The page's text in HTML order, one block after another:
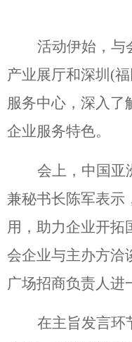
活动伊始，与
产业展厅和深圳(
服务中心，深入了
企业服务特色。
会上，中国亚
兼秘书长陈军表示
用，助力企业开拓
会企业与主办方洽
广场招商负责人进
在主旨发言环